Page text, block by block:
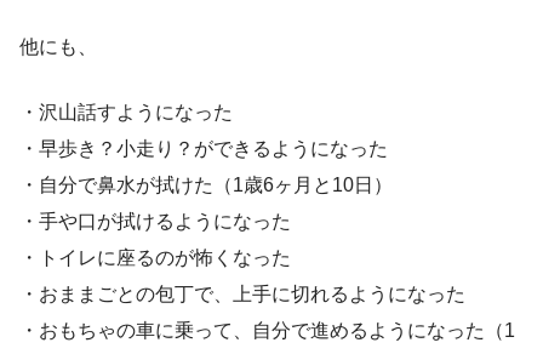
他にも、
・沢山話すようになった
・早歩き？小走り？ができるようになった
・自分で鼻水が拭けた（1歳6ヶ月と10日）
・手や口が拭けるようになった
・トイレに座るのが怖くなった
・おままごとの包丁で、上手に切れるようになった
・おもちゃの車に乗って、自分で進めるようになった（1